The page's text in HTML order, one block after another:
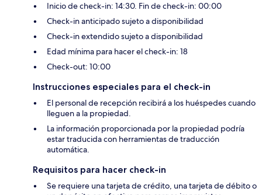
Inicio de check-in: 14:30. Fin de check-in: 00:00
Check-in anticipado sujeto a disponibilidad
Check-in extendido sujeto a disponibilidad
Edad mínima para hacer el check-in: 18
Check-out: 10:00
Instrucciones especiales para el check-in
El personal de recepción recibirá a los huéspedes cuando
lleguen a la propiedad.
La información proporcionada por la propiedad podría
estar traducida con herramientas de traducción
automática.
Requisitos para hacer check-in
Se requiere una tarjeta de crédito, una tarjeta de débito o